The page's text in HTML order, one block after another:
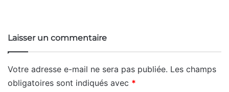
Laisser un commentaire
Votre adresse e-mail ne sera pas publiée. Les champs
obligatoires sont indiqués avec *